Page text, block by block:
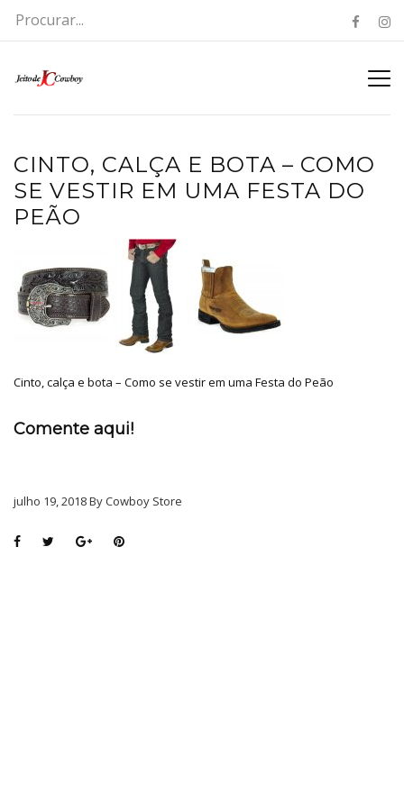
CINTO, CALÇA E BOTA – COMO
SE VESTIR EM UMA FESTA DO
PEÃO
Cinto, calça e bota – Como se vestir em uma Festa do Peão
Comente aqui!
julho 19, 2018 By Cowboy Store